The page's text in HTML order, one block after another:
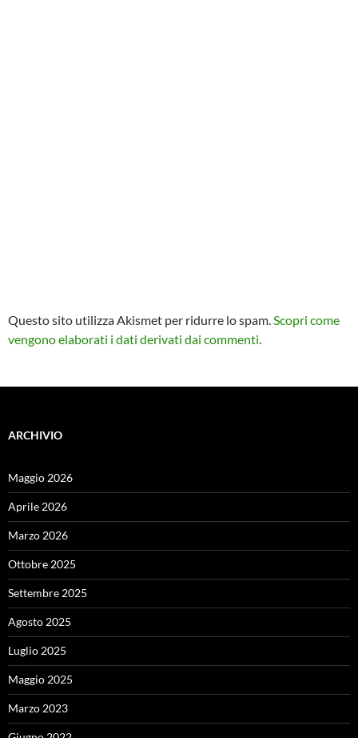
Questo sito utilizza Akismet per ridurre lo spam.Scopri come
vengono elaborati i dati derivati dai commenti.
ARCHIVIO
Maggio 2026
Aprile 2026
Marzo 2026
Ottobre 2025
Settembre 2025
Agosto 2025
Luglio 2025
Maggio 2025
Marzo 2023